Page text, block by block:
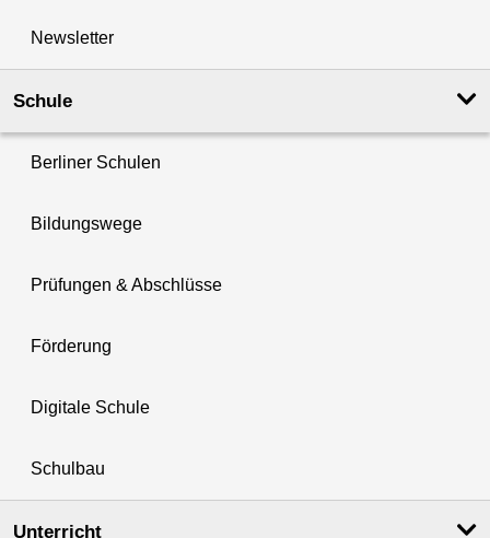
Newsletter
Schule
Berliner Schulen
Bildungswege
Prüfungen & Abschlüsse
Förderung
Digitale Schule
Schulbau
Unterricht